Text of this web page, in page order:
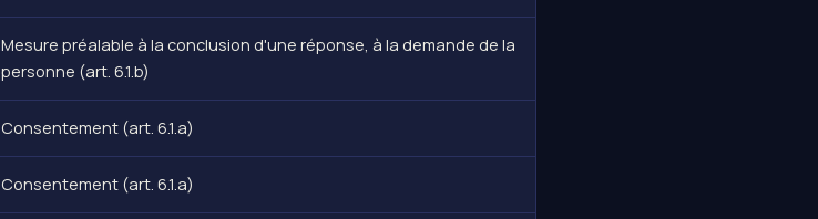
Mesure préalable à la conclusion d'une réponse, à la demande de la
personne (art. 6.1.b)
Consentement (art. 6.1.a)
Consentement (art. 6.1.a)